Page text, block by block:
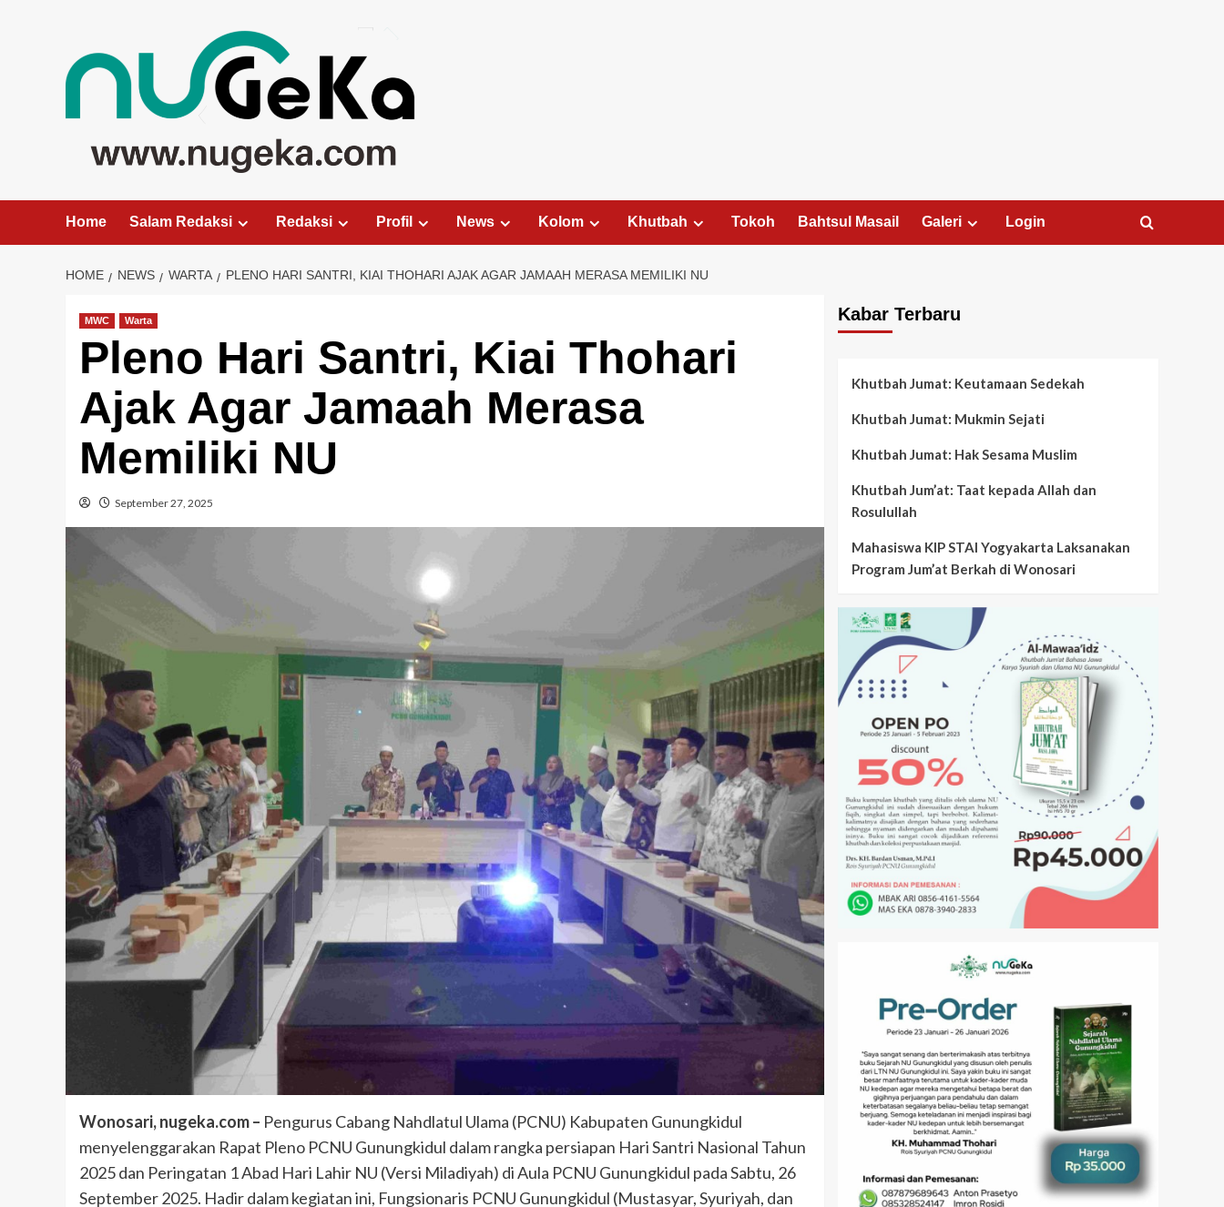
Home Salam Redaksi Redaksi Profil News Kolom Khutbah Tokoh Bahtsul Masail Galeri Login
HOME NEWS WARTA PLENO HARI SANTRI, KIAI THOHARI AJAK AGAR JAMAAH MERASA MEMILIKI NU
MWC Warta
Pleno Hari Santri, Kiai Thohari
Ajak Agar Jamaah Merasa
Memiliki NU
September 27, 2025
Wonosari, nugeka.com – Pengurus Cabang Nahdlatul Ulama (PCNU) Kabupaten Gunungkidul
menyelenggarakan Rapat Pleno PCNU Gunungkidul dalam rangka persiapan Hari Santri Nasional Tahun
2025 dan Peringatan 1 Abad Hari Lahir NU (Versi Miladiyah) di Aula PCNU Gunungkidul pada Sabtu, 26
September 2025. Hadir dalam kegiatan ini, Fungsionaris PCNU Gunungkidul (Mustasyar, Syuriyah, dan
Kabar Terbaru
Khutbah Jumat: Keutamaan Sedekah
Khutbah Jumat: Mukmin Sejati
Khutbah Jumat: Hak Sesama Muslim
Khutbah Jum’at: Taat kepada Allah dan
Rosulullah
Mahasiswa KIP STAI Yogyakarta Laksanakan
Program Jum’at Berkah di Wonosari